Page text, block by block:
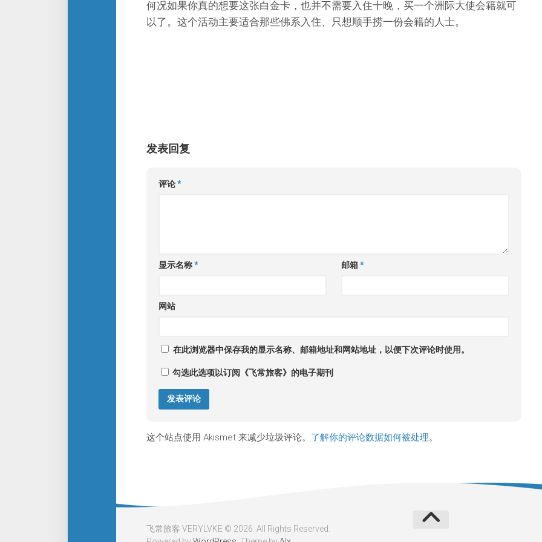
何况如果你真的想要这张白金卡，也并不需要入住十晚，买一个洲际大使会籍就可
以了。这个活动主要适合那些佛系入住、只想顺手捞一份会籍的人士。
发表回复
评论*
显示名称* 邮箱*
网站
在此浏览器中保存我的显示名称、邮箱地址和网站地址，以便下次评论时使用。
勾选此选项以订阅《飞常旅客》的电子期刊
这个站点使用 Akismet 来减少垃圾评论。 了解你的评论数据如何被处理。
飞常旅客 VERYLVKE © 2026. All Rights Reserved.